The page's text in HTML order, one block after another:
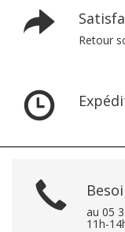
Retour
au 05
11h-